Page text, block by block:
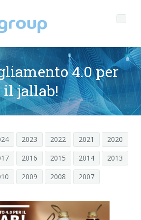
RegulationPET/ rPET
4.0 per
il jallab!
2023 2022 2021
2020
2016 2015 2014
2013
2009 2008 2007